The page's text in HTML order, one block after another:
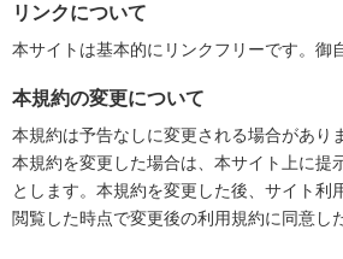
リンクについて
本サイトは基本的にリンクフリーです。御
本規約の変更について
本規約は予告なしに変更される場合があり
本規約を変更した場合は、本サイト上に提
とします。本規約を変更した後、サイト利
閲覧した時点で変更後の利用規約に同意し